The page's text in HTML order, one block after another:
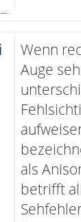
Wenn
Auge
als
betrifft